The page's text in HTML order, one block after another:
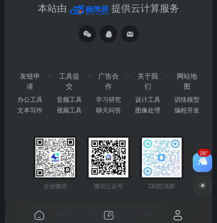
本站由 提供云计算服务
友链申
请
办公工具
文本写作
工具提
交
音频工具
视频工具
广告合
作
学习研究
聊天问答
关于我
们
设计工具
图像处理
网站地
图
训练模型
编程开发
企业微信 微信公众号 QQ交流群
Copyright © 2026 粤ICP备2024177666号
26°